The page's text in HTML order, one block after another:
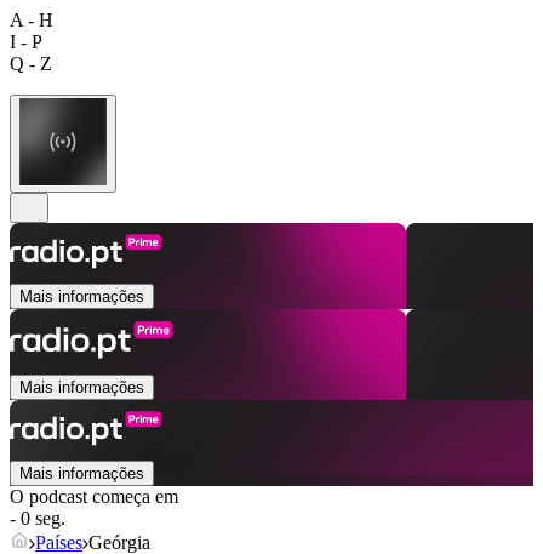
A - H
I - P
Q - Z
Mais informações
Mais informações
Mais informações
O podcast começa em
- 0 seg.
Países Geórgia